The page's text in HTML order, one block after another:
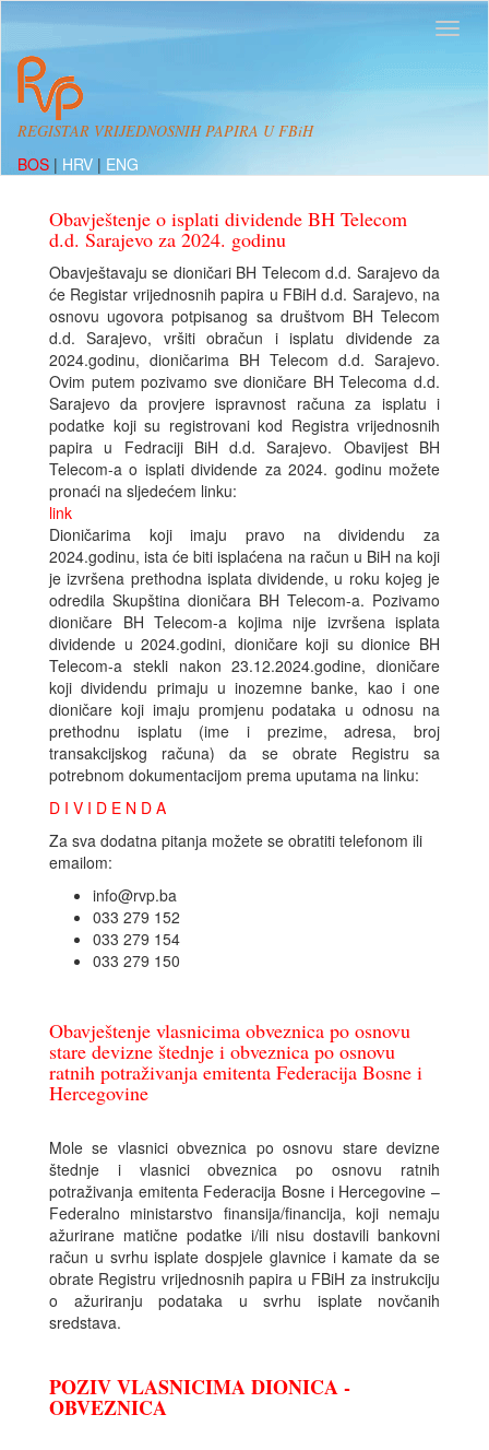
REGISTAR VRIJEDNOSNIH PAPIRA U FBiH
BOS | HRV | ENG
Obavještenje o isplati dividende BH Telecom
d.d. Sarajevo za 2024. godinu
Obavještavaju se dioničari BH Telecom d.d. Sarajevo da
će Registar vrijednosnih papira u FBiH d.d. Sarajevo, na
osnovu ugovora potpisanog sa društvom BH Telecom
d.d. Sarajevo, vršiti obračun i isplatu dividende za
2024.godinu, dioničarima BH Telecom d.d. Sarajevo.
Ovim putem pozivamo sve dioničare BH Telecoma d.d.
Sarajevo da provjere ispravnost računa za isplatu i
podatke koji su registrovani kod Registra vrijednosnih
papira u Fedraciji BiH d.d. Sarajevo. Obavijest BH
Telecom-a o isplati dividende za 2024. godinu možete
pronaći na sljedećem linku:
link
Dioničarima koji imaju pravo na dividendu za
2024.godinu, ista će biti isplaćena na račun u BiH na koji
je izvršena prethodna isplata dividende, u roku kojeg je
odredila Skupština dioničara BH Telecom-a. Pozivamo
dioničare BH Telecom-a kojima nije izvršena isplata
dividende u 2024.godini, dioničare koji su dionice BH
Telecom-a stekli nakon 23.12.2024.godine, dioničare
koji dividendu primaju u inozemne banke, kao i one
dioničare koji imaju promjenu podataka u odnosu na
prethodnu isplatu (ime i prezime, adresa, broj
transakcijskog računa) da se obrate Registru sa
potrebnom dokumentacijom prema uputama na linku:
D I V I D E N D A
Za sva dodatna pitanja možete se obratiti telefonom ili
emailom:
info@rvp.ba
033 279 152
033 279 154
033 279 150
Obavještenje vlasnicima obveznica po osnovu
stare devizne štednje i obveznica po osnovu
ratnih potraživanja emitenta Federacija Bosne i
Hercegovine
Mole se vlasnici obveznica po osnovu stare devizne
štednje i vlasnici obveznica po osnovu ratnih
potraživanja emitenta Federacija Bosne i Hercegovine –
Federalno ministarstvo finansija/financija, koji nemaju
ažurirane matične podatke i/ili nisu dostavili bankovni
račun u svrhu isplate dospjele glavnice i kamate da se
obrate Registru vrijednosnih papira u FBiH za instrukciju
o ažuriranju podataka u svrhu isplate novčanih
sredstava.
POZIV VLASNICIMA DIONICA -
OBVEZNICA